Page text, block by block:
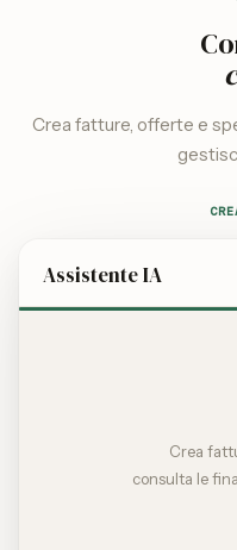
Crea fatture, offerte e
Assistente IA
Crea
consulta le